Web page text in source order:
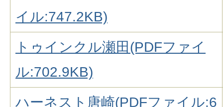
イル:747.2KB)
トゥインクル瀬田(PDFファイ
ル:702.9KB)
ハーネスト唐崎(PDFファイル:6